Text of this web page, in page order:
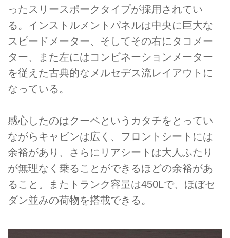
ったスリースポークタイプが採用されてい
る。インストルメントパネルは中央に巨大な
スピードメーター、そしてその右にタコメー
ター、また左にはコンビネーションメーター
を従えた古典的なメルセデス流レイアウトに
なっている。
感心したのはクーペというカタチをとってい
ながらキャビンは広く、フロントシートには
余裕があり、さらにリアシートは大人ふたり
が無理なく乗ることができるほどの余裕があ
ること。またトランク容量は450Lで、ほぼセ
ダン並みの荷物を搭載できる。